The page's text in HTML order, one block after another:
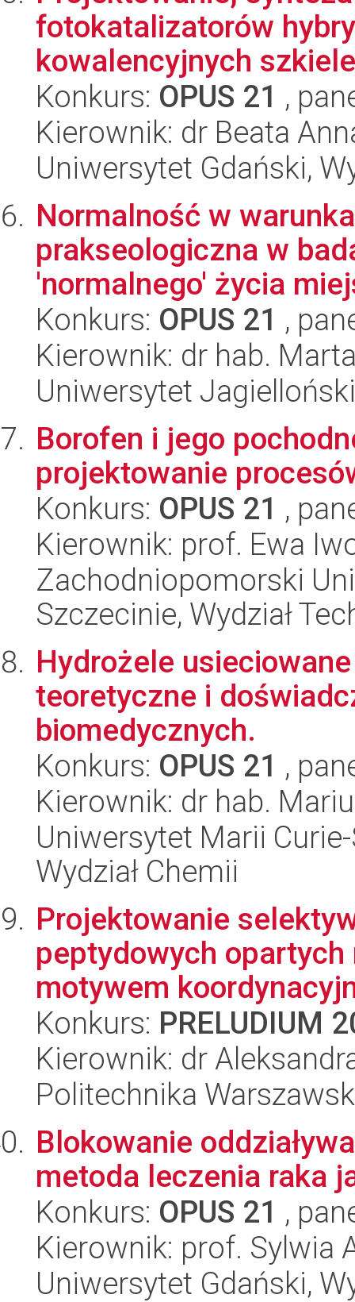
fotokatalizatorów
kowalencyjnych
Konkurs: OPUS 21 ,
Kierownik: dr Beata
Uniwersytet Gdański,
Normalność w
prakseologiczna w
'normalnego' życia
Konkurs: OPUS 21 ,
Kierownik: dr hab.
Uniwersytet
Borofen i jego
projektowanie
Konkurs: OPUS 21 ,
Kierownik: prof. Ewa
Zachodniopomorski
Szczecinie, Wydział
Hydrożele
teoretyczne i
biomedycznych.
Konkurs: OPUS 21 ,
Kierownik: dr hab.
Uniwersytet Marii
Wydział Chemii
Projektowanie
peptydowych
motywem
Konkurs: PRELUDIUM
Kierownik: dr
Politechnika
Blokowanie
metoda leczenia raka
Konkurs: OPUS 21 ,
Kierownik: prof. Sylwia
Uniwersytet Gdański,